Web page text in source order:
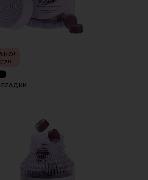
ВИТАМИННЫЕ МАРМЕЛАДКИ DEBLOAT